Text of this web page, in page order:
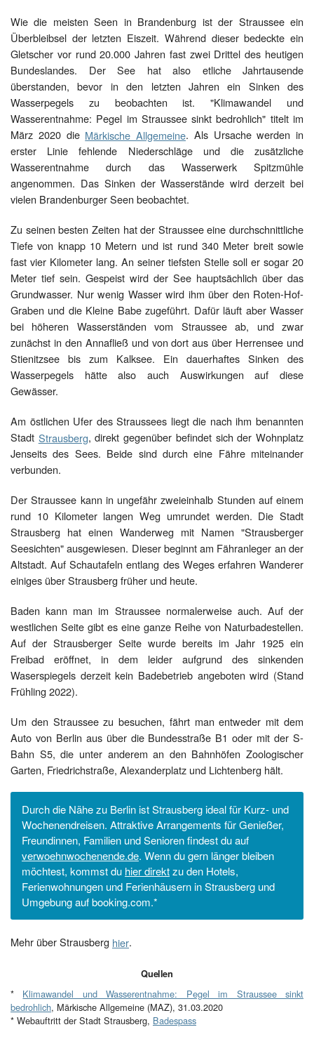
Wie die meisten Seen in Brandenburg ist der Straussee ein
Überbleibsel der letzten Eiszeit. Während dieser bedeckte ein
Gletscher vor rund 20.000 Jahren fast zwei Drittel des heutigen
Bundeslandes. Der See hat also etliche Jahrtausende
überstanden, bevor in den letzten Jahren ein Sinken des
Wasserpegels zu beobachten ist. "Klimawandel und
Wasserentnahme: Pegel im Straussee sinkt bedrohlich" titelt im
März 2020 die Märkische Allgemeine. Als Ursache werden in
erster Linie fehlende Niederschläge und die zusätzliche
Wasserentnahme durch das Wasserwerk Spitzmühle
angenommen. Das Sinken der Wasserstände wird derzeit bei
vielen Brandenburger Seen beobachtet.
Zu seinen besten Zeiten hat der Straussee eine durchschnittliche
Tiefe von knapp 10 Metern und ist rund 340 Meter breit sowie
fast vier Kilometer lang. An seiner tiefsten Stelle soll er sogar 20
Meter tief sein. Gespeist wird der See hauptsächlich über das
Grundwasser. Nur wenig Wasser wird ihm über den Roten-Hof-
Graben und die Kleine Babe zugeführt. Dafür läuft aber Wasser
bei höheren Wasserständen vom Straussee ab, und zwar
zunächst in den Annafließ und von dort aus über Herrensee und
Stienitzsee bis zum Kalksee. Ein dauerhaftes Sinken des
Wasserpegels hätte also auch Auswirkungen auf diese
Gewässer.
Am östlichen Ufer des Straussees liegt die nach ihm benannten
Stadt Strausberg, direkt gegenüber befindet sich der Wohnplatz
Jenseits des Sees. Beide sind durch eine Fähre miteinander
verbunden.
Der Straussee kann in ungefähr zweieinhalb Stunden auf einem
rund 10 Kilometer langen Weg umrundet werden. Die Stadt
Strausberg hat einen Wanderweg mit Namen "Strausberger
Seesichten" ausgewiesen. Dieser beginnt am Fähranleger an der
Altstadt. Auf Schautafeln entlang des Weges erfahren Wanderer
einiges über Strausberg früher und heute.
Baden kann man im Straussee normalerweise auch. Auf der
westlichen Seite gibt es eine ganze Reihe von Naturbadestellen.
Auf der Strausberger Seite wurde bereits im Jahr 1925 ein
Freibad eröffnet, in dem leider aufgrund des sinkenden
Waserspiegels derzeit kein Badebetrieb angeboten wird (Stand
Frühling 2022).
Um den Straussee zu besuchen, fährt man entweder mit dem
Auto von Berlin aus über die Bundesstraße B1 oder mit der S-
Bahn S5, die unter anderem an den Bahnhöfen Zoologischer
Garten, Friedrichstraße, Alexanderplatz und Lichtenberg hält.
Durch die Nähe zu Berlin ist Strausberg ideal für Kurz- und
Wochenendreisen. Attraktive Arrangements für Genießer,
Freundinnen, Familien und Senioren findest du auf
verwoehnwochenende.de. Wenn du gern länger bleiben
möchtest, kommst du hier direktzu den Hotels,
Ferienwohnungen und Ferienhäusern in Strausberg und
Umgebung auf booking.com.*
Mehr über Strausberg hier.
Quellen
* Klimawandel und Wasserentnahme: Pegel im Straussee sinkt
bedrohlich, Märkische Allgemeine (MAZ), 31.03.2020
* Webauftritt der Stadt Strausberg, Badespass